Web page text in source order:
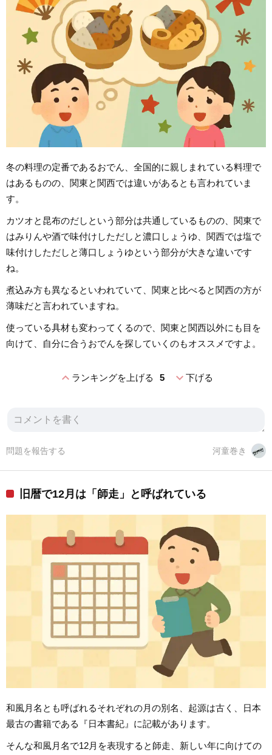
冬の料理の定番であるおでん、全国的に親しまれている料理で
はあるものの、関東と関西では違いがあるとも言われていま
す。
カツオと昆布のだしという部分は共通しているものの、関東で
はみりんや酒で味付けしただしと濃口しょうゆ、関西では塩で
味付けしただしと薄口しょうゆという部分が大きな違いです
ね。
煮込み方も異なるといわれていて、関東と比べると関西の方が
薄味だと言われていますね。
使っている具材も変わってくるので、関東と関西以外にも目を
向けて、自分に合うおでんを探していくのもオススメですよ。
expand_lessランキングを上げる 5 expand_more下げる
河童巻き
問題を報告する
旧暦で12月は「師走」と呼ばれている
和風月名とも呼ばれるそれぞれの月の別名、起源は古く、日本
最古の書籍である『日本書紀』に記載があります。
そんな和風月名で12月を表現すると師走、新しい年に向けての